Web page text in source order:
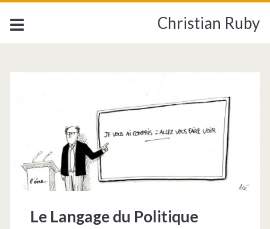
Christian Ruby
Le Langage du Politique